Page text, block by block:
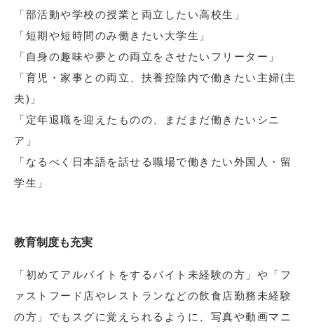
「部活動や学校の授業と両立したい高校生」
「短期や短時間のみ働きたい大学生」
「自身の趣味や夢との両立をさせたいフリーター」
「育児・家事との両立、扶養控除内で働きたい主婦(主
夫)」
「定年退職を迎えたものの、まだまだ働きたいシニ
ア」
「なるべく日本語を話せる職場で働きたい外国人・留
学生」
教育制度も充実
「初めてアルバイトをするバイト未経験の方」や「フ
ァストフード店やレストランなどの飲食店勤務未経験
の方」でもスグに覚えられるように、写真や動画マニ